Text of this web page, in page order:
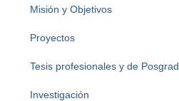
Misión y Objetivos
Proyectos
Tesis profesionales y de
Investigación